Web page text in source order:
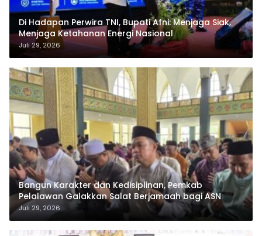
Di Hadapan Perwira TNI, Bupati Afni: Menjaga Siak,
Menjaga Ketahanan Energi Nasional
Juli 29, 2026
Bangun Karakter dan Kedisiplinan, Pemkab
Pelalawan Galakkan Salat Berjamaah bagi ASN
Juli 29, 2026